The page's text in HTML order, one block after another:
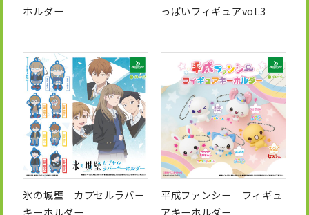
ホルダー
っぱいフィギュアvol.3
氷の城壁 カプセルラバー
キーホルダー
平成ファンシー フィギュ
アキーホルダー